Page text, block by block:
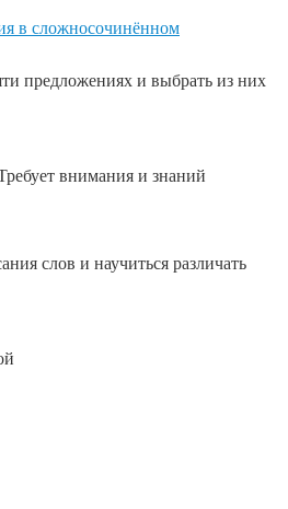
в сложносочинённом
предложениях и выбрать из них
внимания и знаний
слов и научиться различать